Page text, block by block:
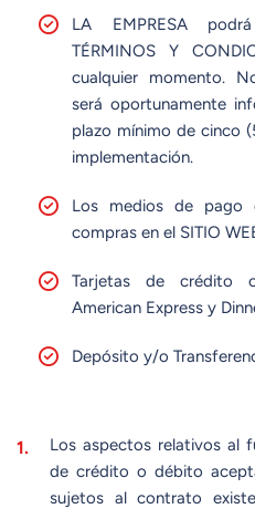
LA EMPRESA
TÉRMINOS Y
cualquier momento.
será oportunamente
plazo mínimo de cinco
implementación.
Los medios de pago
compras en el SITIO
Tarjetas de crédito
American Express y
Depósito y/o
Los aspectos relativos al
de crédito o débito
sujetos al contrato